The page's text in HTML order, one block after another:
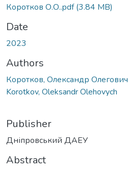
Коротков О.О..pdf(3.84 MB)
Date
2023
Authors
Коротков, Олександр Олегович
Korotkov, Oleksandr Olehovych
Publisher
Дніпровський ДАЕУ
Abstract